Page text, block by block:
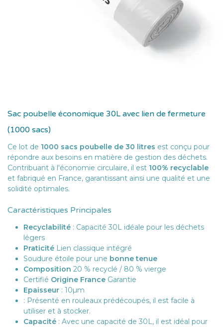
Sac poubelle économique 30L avec lien de fermeture
(1000 sacs)
Ce lot de 1000 sacs poubelle de 30 litres est conçu pour
répondre aux besoins en matière de gestion des déchets.
Contribuant à l'économie circulaire, il est 100% recyclable
et fabriqué en France, garantissant ainsi une qualité et une
solidité optimales.
Caractéristiques Principales
Recyclabilité : Capacité 30L idéale pour les déchets
légers
Praticité Lien classique intégré
Soudure étoile pour une bonne tenue
Composition 20 % recyclé / 80 % vierge
Certifié Origine France Garantie
Epaisseur : 10µm
: Présenté en rouleaux prédécoupés, il est facile à
utiliser et à stocker.
Capacité : Avec une capacité de 30L, il est idéal pour